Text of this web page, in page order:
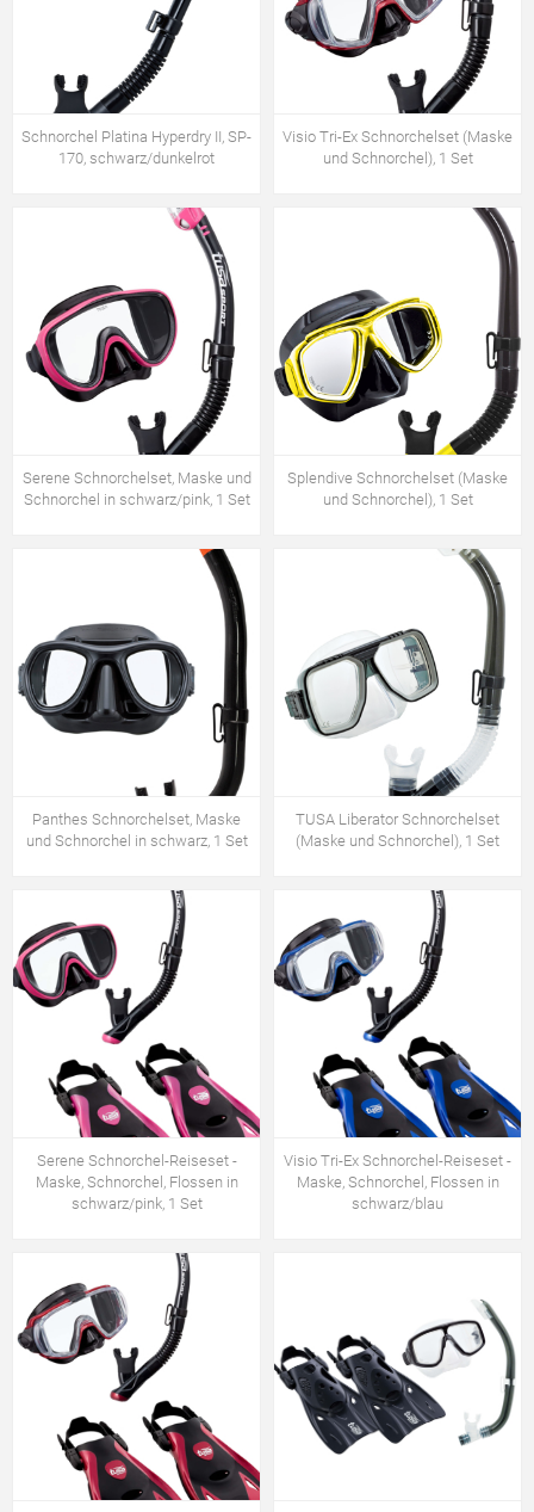
Schnorchel Platina Hyperdry II, SP-
170, schwarz/dunkelrot
Visio Tri-Ex Schnorchelset (Maske
und Schnorchel), 1 Set
Serene Schnorchelset, Maske und
Schnorchel in schwarz/pink, 1 Set
Splendive Schnorchelset (Maske
und Schnorchel), 1 Set
Panthes Schnorchelset, Maske
und Schnorchel in schwarz, 1 Set
TUSA Liberator Schnorchelset
(Maske und Schnorchel), 1 Set
Serene Schnorchel-Reiseset -
Maske, Schnorchel, Flossen in
schwarz/pink, 1 Set
Visio Tri-Ex Schnorchel-Reiseset -
Maske, Schnorchel, Flossen in
schwarz/blau